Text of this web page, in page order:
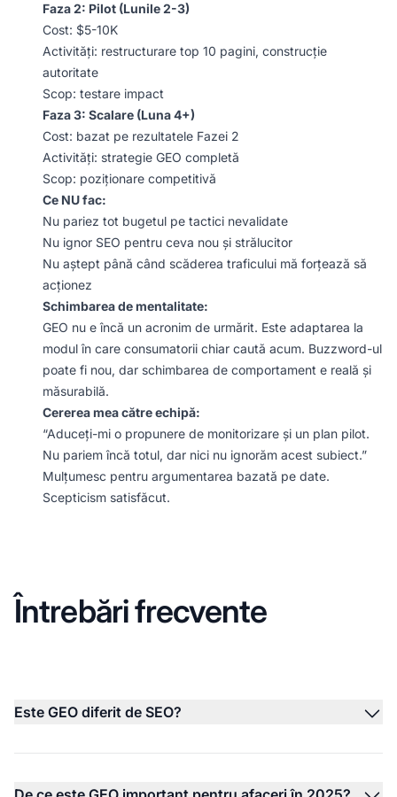
Faza 2: Pilot (Lunile 2-3)
Cost: $5-10K
Activități: restructurare top 10 pagini, construcție
autoritate
Scop: testare impact
Faza 3: Scalare (Luna 4+)
Cost: bazat pe rezultatele Fazei 2
Activități: strategie GEO completă
Scop: poziționare competitivă
Ce NU fac:
Nu pariez tot bugetul pe tactici nevalidate
Nu ignor SEO pentru ceva nou și strălucitor
Nu aștept până când scăderea traficului mă forțează să
acționez
Schimbarea de mentalitate:
GEO nu e încă un acronim de urmărit. Este adaptarea la
modul în care consumatorii chiar caută acum. Buzzword-ul
poate fi nou, dar schimbarea de comportament e reală și
măsurabilă.
Cererea mea către echipă:
“Aduceți-mi o propunere de monitorizare și un plan pilot.
Nu pariem încă totul, dar nici nu ignorăm acest subiect.”
Mulțumesc pentru argumentarea bazată pe date.
Scepticism satisfăcut.
Întrebări frecvente
Este GEO diferit de SEO?